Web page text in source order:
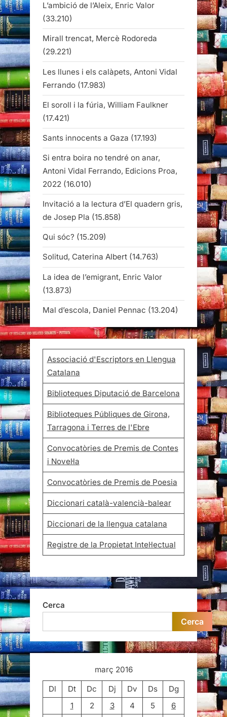
L’ambició de l’Aleix, Enric Valor
(33.210)
Mirall trencat, Mercè Rodoreda
(29.221)
Les llunes i els calàpets, Antoni Vidal
Ferrando (17.983)
El soroll i la fúria, William Faulkner
(17.421)
Sants innocents a Gaza (17.193)
Si entra boira no tendré on anar,
Antoni Vidal Ferrando, Edicions Proa,
2022 (16.010)
Invitació a la lectura d’El quadern gris,
de Josep Pla (15.858)
Qui sóc? (15.209)
Solitud, Caterina Albert (14.763)
La idea de l’emigrant, Enric Valor
(13.873)
Mal d’escola, Daniel Pennac (13.204)
Associació d'Escriptors en Llengua
Catalana
Biblioteques Diputació de Barcelona
Biblioteques Públiques de Girona,
Tarragona i Terres de l'Ebre
Convocatòries de Premis de Contes
i Novel·la
Convocatòries de Premis de Poesia
Diccionari català-valencià-balear
Diccionari de la llengua catalana
Registre de la Propietat Intel·lectual
Cerca
Cerca
març 2016
Dl
Dt Dc Dj Dv Ds
Dg
1
2 3 4 5 6